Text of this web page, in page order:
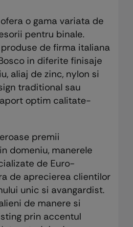
o gama variata de
pentru binale.
de firma italiana
in diferite finisaje
aliaj de zinc, nylon si
traditional sau
optim calitate-
premii
domeniu, manerele
de Euro-
de aprecierea clientilor
unic si avangardist.
de manere si
prin accentul